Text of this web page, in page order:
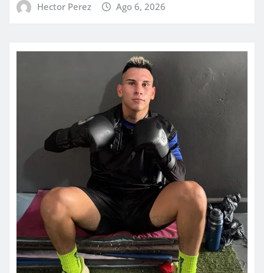
Hector Perez Ago 6, 2026